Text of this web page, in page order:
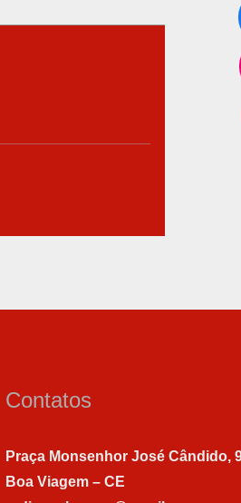
Contatos
Praça Monsenhor José Cândido,
Boa Viagem – CE